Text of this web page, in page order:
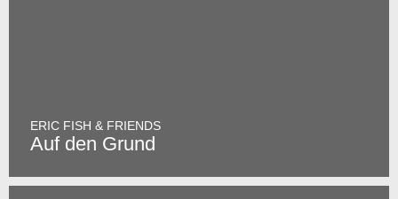
ERIC FISH & FRIENDS
Auf den Grund